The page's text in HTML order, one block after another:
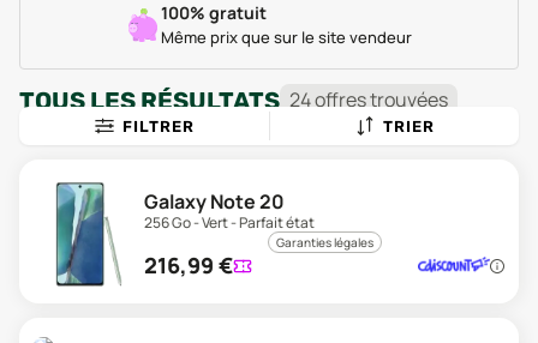
100% gratuit
Même prix que sur le site vendeur
TOUS LES RÉSULTATS 24offrestrouvées
FILTRER TRIER
Galaxy Note 20
256 Go - Vert - Parfait état
Garanties légales
216,99 €